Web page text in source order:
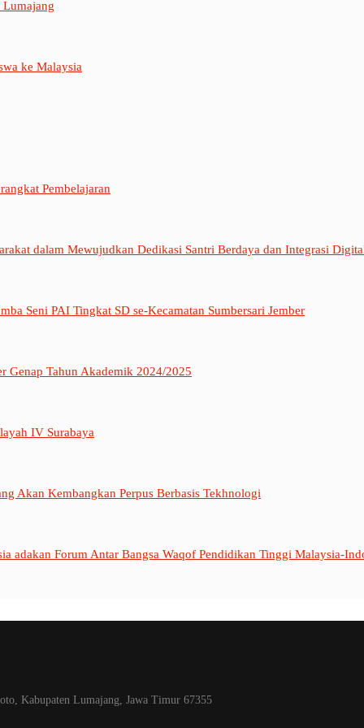
Lumajang
ke Malaysia
Pembelajaran
dalam Mewujudkan Dedikasi Santri Berdaya dan Integrasi
Seni PAI Tingkat SD se-Kecamatan Sumbersari Jember
Genap Tahun Akademik 2024/2025
IV Surabaya
Akan Kembangkan Perpus Berbasis Tekhnologi
adakan Forum Antar Bangsa Waqof Pendidikan Tinggi Malaysia-
Kabupaten Lumajang, Jawa Timur 67355